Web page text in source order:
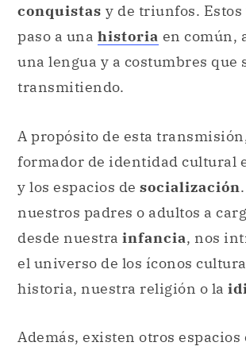
conquistas y de triunfos.
paso a una historia en común,
una lengua y a costumbres que
transmitiendo.
A propósito de esta
formador de identidad cultural
y los espacios de socialización
nuestros padres o adultos a
desde nuestra infancia, nos
el universo de los íconos
historia, nuestra religión o la
Además, existen otros espacios